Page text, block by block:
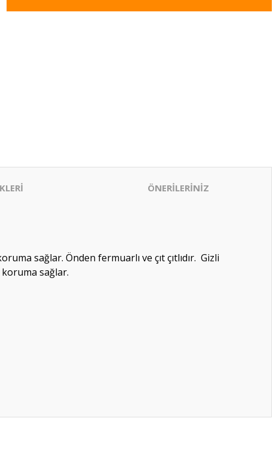
ÖNERİLERİNİZ
sağlar. Önden fermuarlı ve çıt çıtlıdır. Gizli
sağlar.